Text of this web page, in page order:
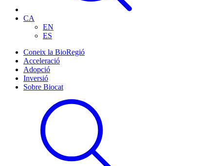
CA
EN
ES
Coneix la BioRegió
Acceleració
Adopció
Inversió
Sobre Biocat